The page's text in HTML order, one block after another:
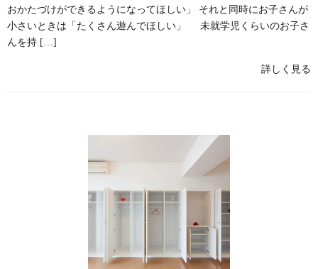
おかたづけができるようになってほしい」 それと同時にお子さんが
小さいときは「たくさん遊んでほしい」 未就学児くらいのお子さ
んを持 […]
詳しく見る